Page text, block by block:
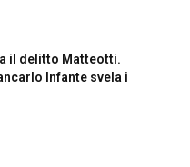
il delitto Matteotti.
Infante svela i